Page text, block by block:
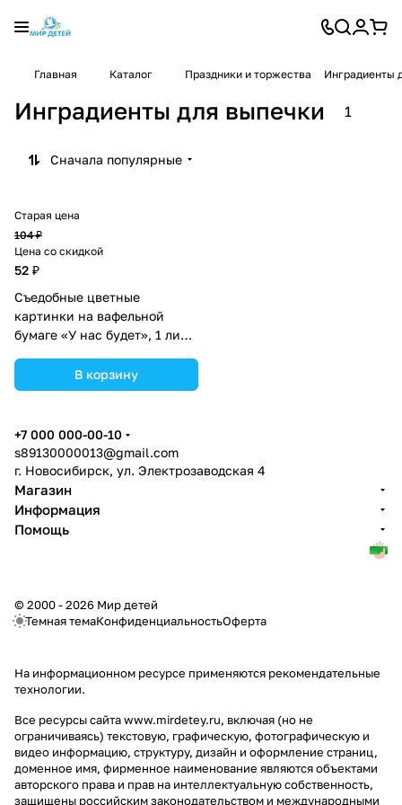
Главная Каталог Праздники и торжества Инградиенты
Инградиенты для выпечки 1
Сначала популярные
Старая цена
104 ₽
Цена со скидкой
52 ₽
Съедобные цветные
картинки на вафельной
бумаге «У нас будет», 1 лист
В корзину
+7 000 000-00-10
s89130000013@gmail.com
г. Новосибирск, ул. Электрозаводская 4
Магазин
Информация
Помощь
© 2000 - 2026 Мир детей
Темная темаКонфиденциальностьОферта
На информационном ресурсе применяются рекомендательные
технологии.
Все ресурсы сайта www.mirdetey.ru, включая (но не
ограничиваясь) текстовую, графическую, фотографическую и
видео информацию, структуру, дизайн и оформление страниц,
доменное имя, фирменное наименование являются объектами
авторского права и прав на интеллектуальную собственность,
защищены российским законодательством и международными